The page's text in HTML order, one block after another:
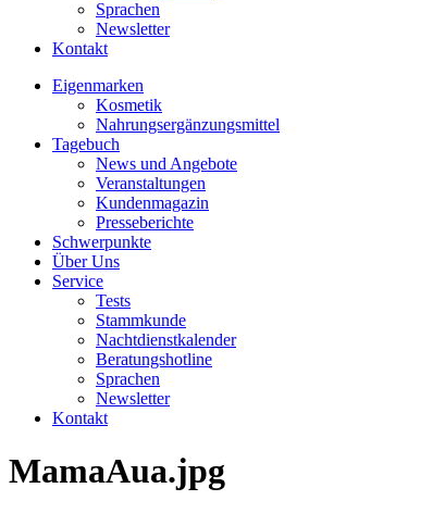
Sprachen
Newsletter
Kontakt
Eigenmarken
Kosmetik
Nahrungsergänzungsmittel
Tagebuch
News und Angebote
Veranstaltungen
Kundenmagazin
Presseberichte
Schwerpunkte
Über Uns
Service
Tests
Stammkunde
Nachtdienstkalender
Beratungshotline
Sprachen
Newsletter
Kontakt
MamaAua.jpg